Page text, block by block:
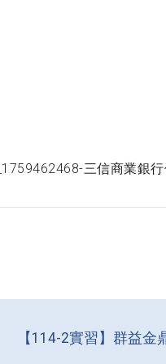
三信商業銀
【114-2實習】群益